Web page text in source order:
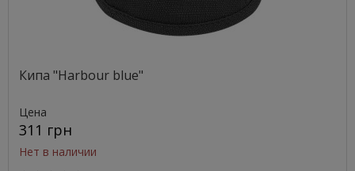
Кипа "Harbour blue"
Цена
311 грн
Нет в наличии